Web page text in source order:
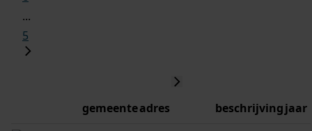
...
5
gemeenteadres beschrijvingjaar